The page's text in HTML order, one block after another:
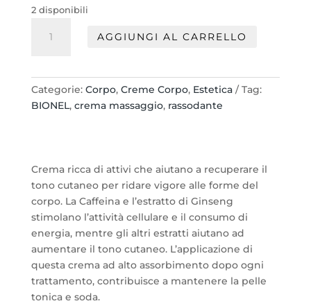
15,00 €.9,00 €.
2 disponibili
Crema
Tonificante
500ml
AGGIUNGI AL CARRELLO
Categorie: Corpo, Creme Corpo, Estetica
Tag:
BIONEL, crema massaggio, rassodante
Crema ricca di attivi che aiutano a recuperare il
tono cutaneo per ridare vigore alle forme del
corpo. La Caffeina e l’estratto di Ginseng
stimolano l’attività cellulare e il consumo di
energia, mentre gli altri estratti aiutano ad
aumentare il tono cutaneo. L’applicazione di
questa crema ad alto assorbimento dopo ogni
trattamento, contribuisce a mantenere la pelle
tonica e soda.